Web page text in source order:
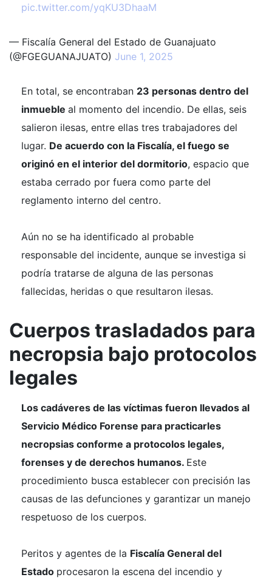
pic.twitter.com/yqKU3DhaaM
— Fiscalía General del Estado de Guanajuato
(@FGEGUANAJUATO) June 1, 2025
En total, se encontraban 23 personas dentro del
inmueble al momento del incendio. De ellas, seis
salieron ilesas, entre ellas tres trabajadores del
lugar. De acuerdo con la Fiscalía, el fuego se
originó en el interior del dormitorio, espacio que
estaba cerrado por fuera como parte del
reglamento interno del centro.
Aún no se ha identificado al probable
responsable del incidente, aunque se investiga si
podría tratarse de alguna de las personas
fallecidas, heridas o que resultaron ilesas.
Cuerpos trasladados para
necropsia bajo protocolos
legales
Los cadáveres de las víctimas fueron llevados al
Servicio Médico Forense para practicarles
necropsias conforme a protocolos legales,
forenses y de derechos humanos. Este
procedimiento busca establecer con precisión las
causas de las defunciones y garantizar un manejo
respetuoso de los cuerpos.
Peritos y agentes de la Fiscalía General del
Estado procesaron la escena del incendio y